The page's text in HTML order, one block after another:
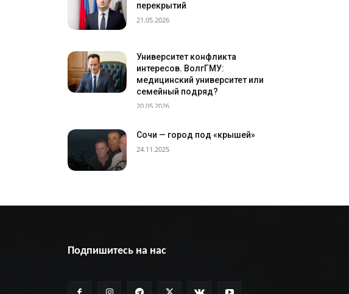
перекрытий
21.05.2026
Университет конфликта
интересов. ВолгГМУ:
медицинский университет или
семейный подряд?
20.05.2026
Сочи — город под «крышей»
24.11.2025
Подпишитесь на нас